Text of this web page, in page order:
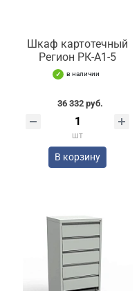
Шкаф картотечный
Регион РК-А1-5
в наличии
36 332 руб.
шт
В корзину